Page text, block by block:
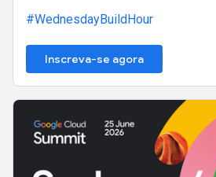
#WednesdayBuildHour
Inscreva-se agora